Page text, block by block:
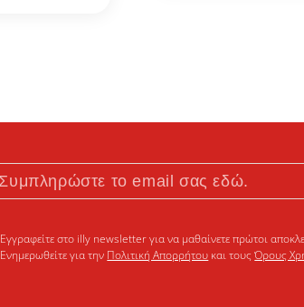
Εγγραφείτε στο illy newsletter για να μαθαίνετε πρώτοι
Ενημερωθείτε για την Πολιτική Απορρήτου και τουςΌρους